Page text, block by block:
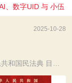
、数字UID 与 小伍
2025-10-28